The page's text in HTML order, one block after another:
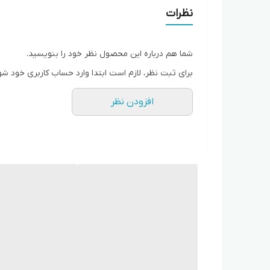
موتور گیربکسی
۳سال ضمانت
نظرات
شما هم درباره این محصول نظر خود را بنویسید.
برای ثبت نظر، لازم است ابتدا وارد حساب کاربری خود
افزودن نظر